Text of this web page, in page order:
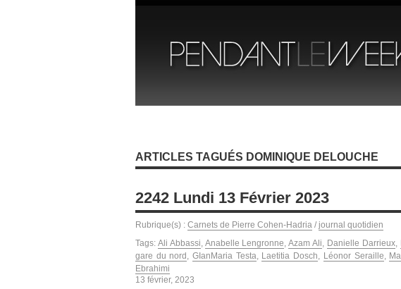
ARTICLES TAGUÉS DOMINIQUE DELOUCHE
2242 Lundi 13 Février 2023
Rubrique(s) : Carnets de Pierre Cohen-Hadria / journal quotidien
Tags: Ali Abbassi, Anabelle Lengronne,Azam Ali, Danielle Darrieux,
gare du nord ,GIanMaria Testa, Laetitia Dosch, Léonor Seraille,
Ebrahimi
13 février, 2023